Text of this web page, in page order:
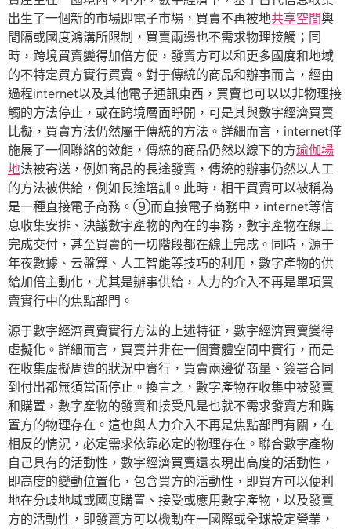
出生了一個新的市場即電子市場，買賣不再被地共享空間輿
間隔或國度鴻溝所限制，買賣兩邊也不需求物理接觸；同
時，跨境買賣變得加倍方便，發賣方可以和更多國度和地域
的不特定買方實行買賣。對于傳統的商品和辦事而言，經由
過程internet以及其他電子通訊東西，買賣也可以以非物理接
觸的方法停止，或在跨境層面睜開，可是其與數字經濟買賣
比擬，買賣方法仍然屬于傳統的方法。詳細而言，internet僅
施展了一個聯絡的效能，傳統的商品仍然以線下的方瑜伽場
地法被寄送，例如商品的長途發賣，傳統的辦事仍然以人工
的方法被供給，例如長途培訓。此時，相干買賣可以被稱為
是一種直接電子商務。⑨而直接電子商務中，internet等信
息收集安排、決議數字產物的內在的事務，數字產物在線上
完成交付，甚至買賣的一切階段都在線上完成。同時，源于
年夜數據、云盤算、人工智能等技巧的利用，數字產物的供
給加倍主動化，尤其是辦事供給，人力的介入不再是單項買
賣實行中的焦點部門。
源于數字經濟買賣實行方法的上述特征，數字經濟買賣變得
虛擬化。詳細而言，買賣并非在一個實體空間中實行，而是
在收集虛擬周遭的狀況中實行，買賣兩邊從商量、簽署合同
到付出都無須當面停止。換言之，數字產物在收集中被發賣
和購置，數字產物的發賣和接受凡是也就不需求發賣方和購
置方的物理存在。這也與人力介入不再是焦點部門有關，在
相反的情況，必定需求依靠必定的物理存在。聯合數字產物
自己具有的活動性，數字經濟買賣還表現出高度的活動性，
即高度的變動位置化，包含買方的活動性，即買方可以便利
地在分歧地域或國度購置、接受或應用數字產物，以及發賣
方的活動性，即發賣方可以機動在一國際或全球設定營業，